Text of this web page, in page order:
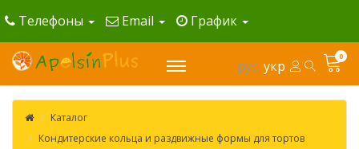
Телефоны Email График
рус укр
0
Каталог
Кондитерские кольца и раздвижные формы для тортов